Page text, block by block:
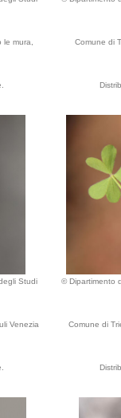
mura,
Comune di
Studi
Venezia
© Dipartimento
Comune di